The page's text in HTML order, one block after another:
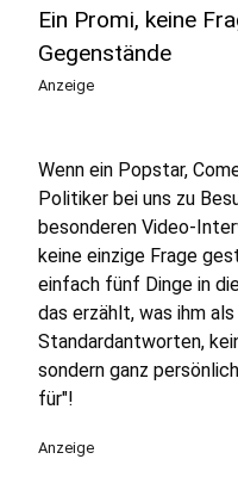
Ein Promi, keine
Gegenstände
Anzeige
Wenn ein Popstar,
Politiker bei uns zu
besonderen Video-
keine einzige Frage
einfach fünf Dinge in
das erzählt, was ihm
Standardantworten,
sondern ganz
für"!
Anzeige